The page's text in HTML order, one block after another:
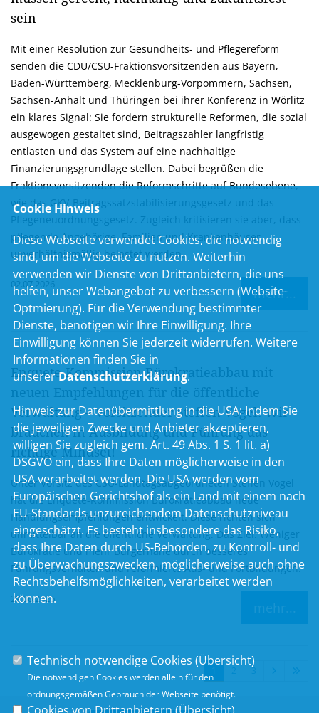
sein
Mit einer Resolution zur Gesundheits- und Pflegereform
senden die CDU/CSU-Fraktionsvorsitzenden aus Bayern,
Baden-Württemberg, Mecklenburg-Vorpommern, Sachsen,
Sachsen-Anhalt und Thüringen bei ihrer Konferenz in Wörlitz
ein klares Signal: Sie fordern strukturelle Reformen, die sozial
ausgewogen gestaltet sind, Beitragszahler langfristig
entlasten und das System auf eine nachhaltige
Finanzierungsgrundlage stellen. Dabei begrüßen die
Fraktionsvorsitzenden die Reformschritte auf Bundesebene,
wie das GKV-Beitragssatzstabilisierungsgesetz und das
Pflegeneuordnungsgesetz. Zugleich kritisieren sie aber, dass
pflegende Angehörige, Familien und Krankenhäuser
unverhältnismäßig belastet werden.
02.07.2026
mehr...
Enquete-Kommission Bürokratieabbau mit
neuen Empfehlungen für die öffentliche
Verwaltung – Vorsitzender Steffen Vogel: Wir
brauchen in Ausbildung und Führung das
richtige Mindset!
Unter Vorsitz des CSU-Landtagsabgeordneten Steffen Vogel
hat die Enquete-Kommission Bürokratieabbau neue
Handlungsempfehlungen entwickelt. Diese richten sich
unmittelbar an die öffentliche Verwaltung. Das Ziel: Weniger
Bürokratie und mehr Bürgernähe durch besseres
Führungsverhalten und reformierte Aus- und Fortbildungen.
29.06.2026
mehr...
1 2 3
Cookie Hinweis
Diese Webseite verwendet Cookies, die notwendig
sind, um die Webseite zu nutzen. Weiterhin
verwenden wir Dienste von Drittanbietern, die uns
helfen, unser Webangebot zu verbessern (Website-
Optmierung). Für die Verwendung bestimmter
Dienste, benötigen wir Ihre Einwilligung. Ihre
Einwilligung können Sie jederzeit widerrufen. Weitere
Informationen finden Sie in
unsererDatenschutzerklärung.
Hinweis zur Datenübermittlung in die USA:Indem Sie
die jeweiligen Zwecke und Anbieter akzeptieren,
willigen Sie zugleich gem. Art. 49 Abs. 1 S. 1 lit. a)
DSGVO ein, dass Ihre Daten möglicherweise in den
USA verarbeitet werden. Die USA werden vom
Europäischen Gerichtshof als ein Land mit einem nach
EU-Standards unzureichendem Datenschutzniveau
eingeschätzt. Es besteht insbesondere das Risiko,
dass Ihre Daten durch US-Behörden, zu Kontroll- und
zu Überwachungszwecken, möglicherweise auch ohne
Rechtsbehelfsmöglichkeiten, verarbeitet werden
können.
Technisch notwendige Cookies (Übersicht)
Die notwendigen Cookies werden allein für den
ordnungsgemäßen Gebrauch der Webseite benötigt.